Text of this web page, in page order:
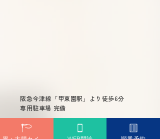
阪急今津線「甲東園駅」より徒歩6分
専用駐車場 完備
問診票ダウンロード